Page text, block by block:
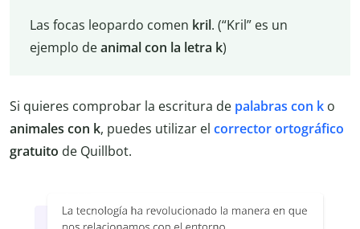
Las focas leopardo comen kril. (“Kril” es un
ejemplo deanimal con la letra k)
Si quieres comprobar la escritura de palabras con k o
animales con k, puedes utilizar el corrector ortográfico
gratuito de Quillbot.